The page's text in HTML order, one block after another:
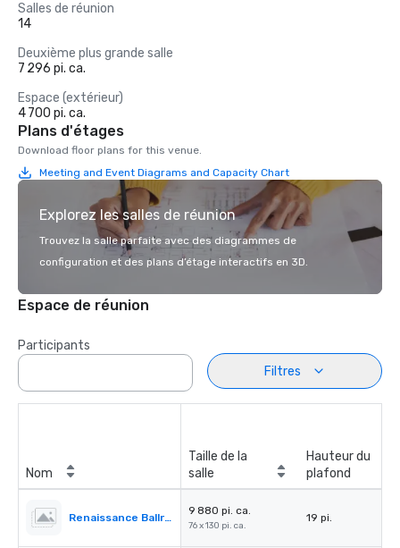
Salles de réunion
14
Deuxième plus grande salle
7 296 pi. ca.
Espace (extérieur)
4 700 pi. ca.
Plans d'étages
Download floor plans for this venue.
Meeting and Event Diagrams and Capacity Chart
Explorez les salles de réunion
Trouvez la salle parfaite avec des diagrammes de
configuration et des plans d’étage interactifs en 3D.
Espace de réunion
Participants
Filtres
Nom
Taille de la
salle
Hauteur du
plafond
Renaissance Ballroom
9 880 pi. ca.
76 x 130 pi. ca.
19 pi.